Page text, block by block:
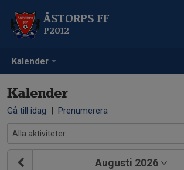
Kalender
ÅSTORPS FF
P2012
Kalender
Gå till idag | Prenumerera
Augusti 2026